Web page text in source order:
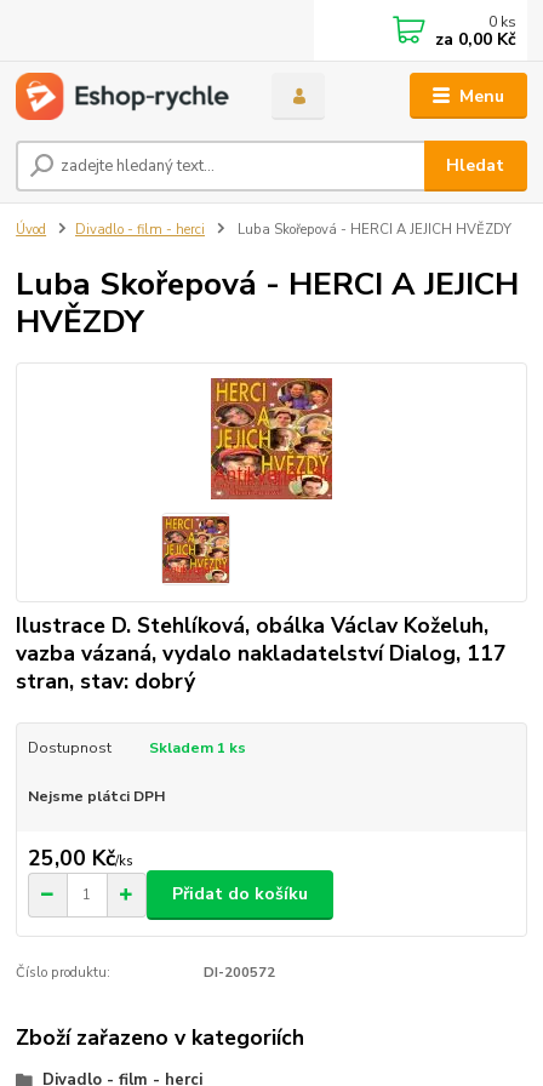
Menu
Hledat
0 ks
za 0,00 Kč
Úvod Divadlo - film - herci Luba Skořepová - HERCI A JEJICH HVĚZDY
Luba Skořepová - HERCI A JEJICH
HVĚZDY
Ilustrace D. Stehlíková, obálka Václav Koželuh,
vazba vázaná, vydalo nakladatelství Dialog, 117
stran, stav: dobrý
Dostupnost Skladem 1 ks
Nejsme plátci DPH
25,00 Kč/ks
Přidat do košíku
Číslo produktu: DI-200572
Zboží zařazeno v kategoriích
Divadlo - film - herci